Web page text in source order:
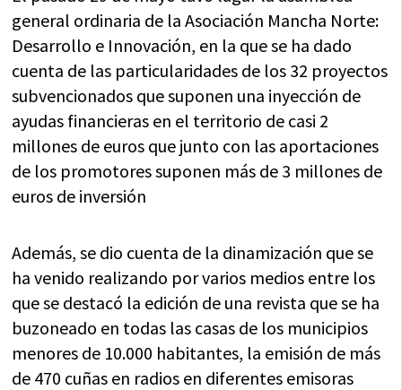
general ordinaria de la Asociación Mancha Norte:
Desarrollo e Innovación, en la que se ha dado
cuenta de las particularidades de los 32 proyectos
subvencionados que suponen una inyección de
ayudas financieras en el territorio de casi 2
millones de euros que junto con las aportaciones
de los promotores suponen más de 3 millones de
euros de inversión
Además, se dio cuenta de la dinamización que se
ha venido realizando por varios medios entre los
que se destacó la edición de una revista que se ha
buzoneado en todas las casas de los municipios
menores de 10.000 habitantes, la emisión de más
de 470 cuñas en radios en diferentes emisoras